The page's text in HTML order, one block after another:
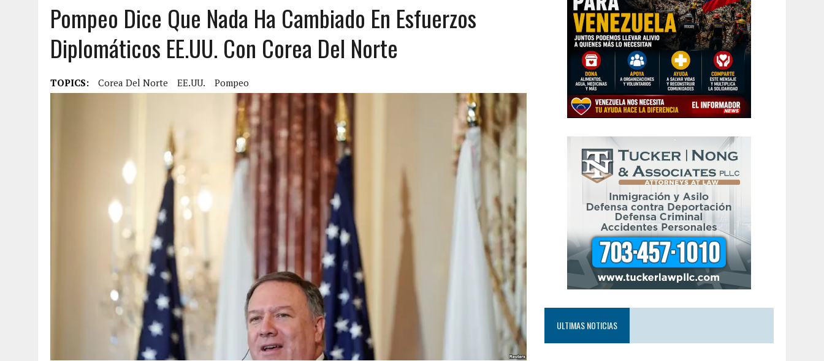
LA CORTE SUPREMA REAFIRMA LA CIUDADANÍA POR NACIMIENTO EN ESTADOS UNIDOS: QUÉ SIGNIFICA EL FALLO PARA MILLONES DE
FAMILIAS INMIGRANTES
JULY 28, 2026
| ¿QUÉ ES EL GED Y CÓMO OBTENERLO EN ESTADOS UNIDOS? GUÍA PARA QUIENES DESEAN COMPLETAR SU EDUCACIÓN
JULY 20, 2026 | REDADAS DE ICE: CONOZCA SUS DERECHOS Y CÓMO PREPARARSE ANTE UN OPERATIVO MIGRATORIO EN ESTADOS UNIDOS
Pompeo Dice Que Nada Ha Cambiado En Esfuerzos
Diplomáticos EE.UU. Con Corea Del Norte
TOPICS: Corea Del Norte EE.UU. Pompeo
ULTIMAS NOTICIAS